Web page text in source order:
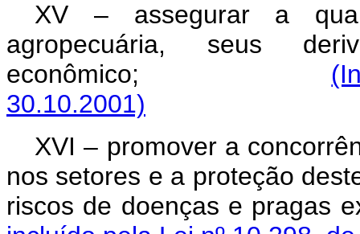
XV – assegurar a
agropecuária, seus
econômico;
30.10.2001)
XVI – promover a
nos setores e a proteção
riscos de doenças e pragas